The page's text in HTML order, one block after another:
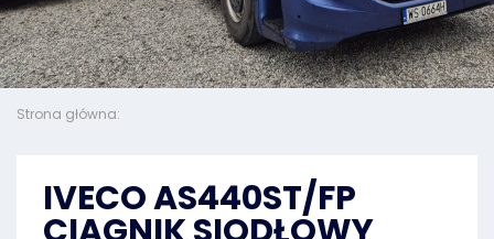
Strona główna:
IVECO AS440ST/FP